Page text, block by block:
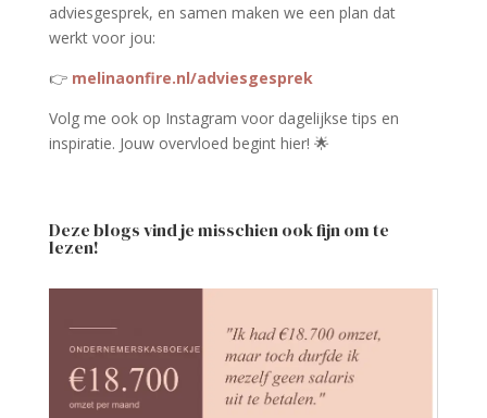
adviesgesprek, en samen maken we een plan dat
werkt voor jou:
👉 melinaonfire.nl/adviesgesprek
Volg me ook op Instagram voor dagelijkse tips en
inspiratie. Jouw overvloed begint hier! 🌟
Deze blogs vind je misschien ook fijn om te
lezen!